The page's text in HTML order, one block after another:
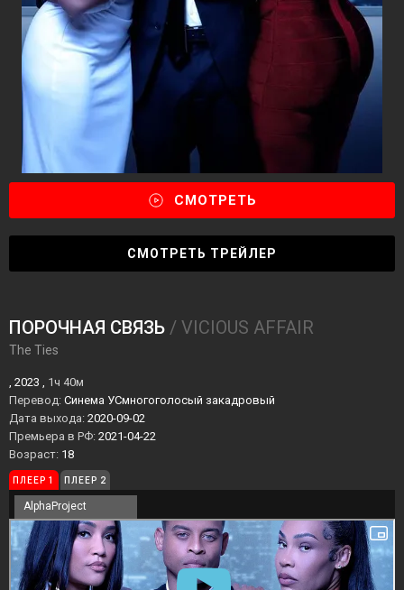
СМОТРЕТЬ
СМОТРЕТЬ ТРЕЙЛЕР
ПОРОЧНАЯ СВЯЗЬ / VICIOUS AFFAIR
The Ties
, 2023 , 1ч 40м
Перевод: Синема УСмногоголосый закадровый
Дата выхода: 2020-09-02
Премьера в РФ: 2021-04-22
Возраст: 18
ПЛЕЕР 1 ПЛЕЕР 2
AlphaProject